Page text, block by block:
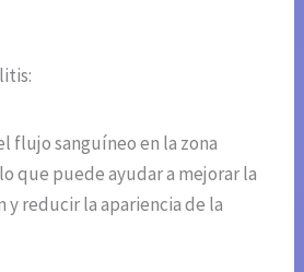
flujo sanguíneo en la zona
que puede ayudar a mejorar la
y reducir la apariencia de la